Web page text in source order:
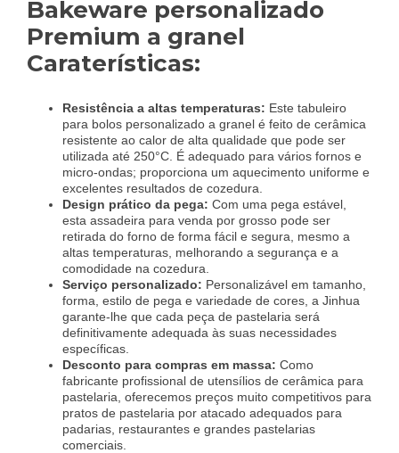
Bakeware personalizado
Premium a granel
Caraterísticas:
Resistência a altas temperaturas: Este tabuleiro
para bolos personalizado a granel é feito de cerâmica
resistente ao calor de alta qualidade que pode ser
utilizada até 250°C. É adequado para vários fornos e
micro-ondas; proporciona um aquecimento uniforme e
excelentes resultados de cozedura.
Design prático da pega: Com uma pega estável,
esta assadeira para venda por grosso pode ser
retirada do forno de forma fácil e segura, mesmo a
altas temperaturas, melhorando a segurança e a
comodidade na cozedura.
Serviço personalizado: Personalizável em tamanho,
forma, estilo de pega e variedade de cores, a Jinhua
garante-lhe que cada peça de pastelaria será
definitivamente adequada às suas necessidades
específicas.
Desconto para compras em massa: Como
fabricante profissional de utensílios de cerâmica para
pastelaria, oferecemos preços muito competitivos para
pratos de pastelaria por atacado adequados para
padarias, restaurantes e grandes pastelarias
comerciais.